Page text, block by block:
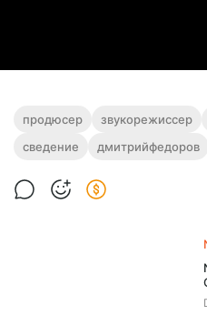
продюсер звукорежиссер
сведение
дмитрийфедоров